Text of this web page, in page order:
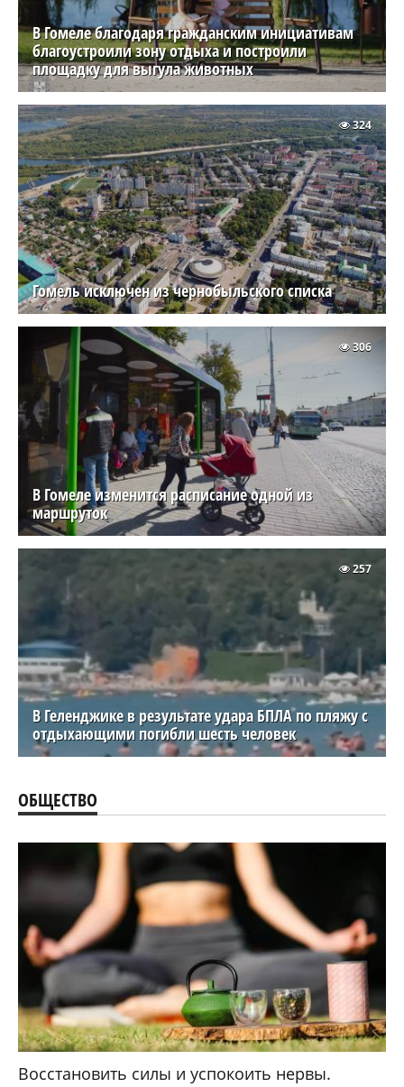
В Гомеле благодаря гражданским инициативам
благоустроили зону отдыха и построили
площадку для выгула животных
Гомель исключен из чернобыльского списка
324
В Гомеле изменится расписание одной из
маршруток
306
В Геленджике в результате удара БПЛА по пляжу с
отдыхающими погибли шесть человек
257
ОБЩЕСТВО
Восстановить силы и успокоить нервы.